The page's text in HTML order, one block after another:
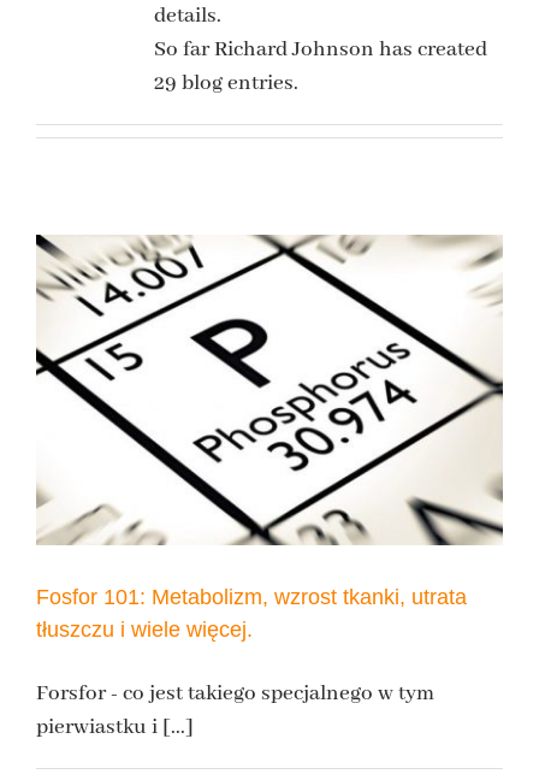
details.
So far Richard Johnson has created
29 blog entries.
Fosfor 101: Metabolizm, wzrost tkanki, utrata
tłuszczu i wiele więcej.
Forsfor - co jest takiego specjalnego w tym
pierwiastku i [...]